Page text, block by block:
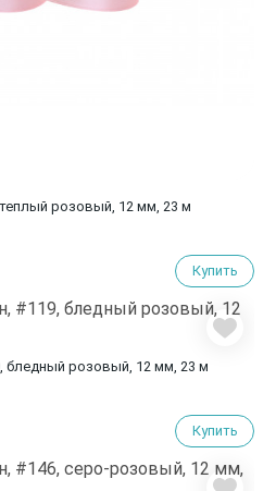
розовый, 12 мм, 23 м
Купить
бледный розовый, 12 мм, 23 м
Купить